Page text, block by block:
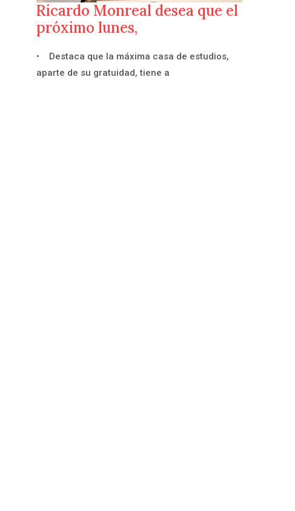
Ricardo Monreal desea que el
próximo lunes,
• Destaca que la máxima casa de estudios,
aparte de su gratuidad, tiene a